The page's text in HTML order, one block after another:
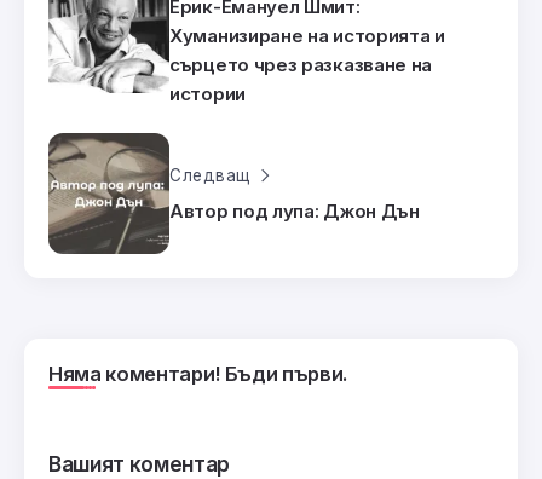
Ерик-Емануел Шмит:
Хуманизиране на историята и
сърцето чрез разказване на
истории
Следващ
Автор под лупа: Джон Дън
Няма коментари! Бъди първи.
Вашият коментар